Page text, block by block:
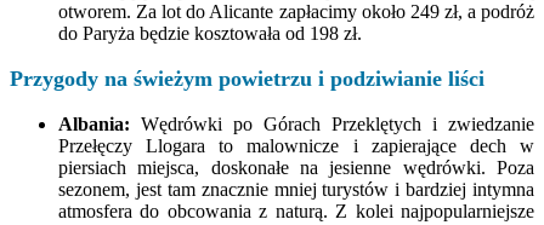
otworem. Za lot do Alicante zapłacimy około 249 zł, a podróż
do Paryża będzie kosztowała od 198 zł.
Przygody na świeżym powietrzu i podziwianie liści
Albania: Wędrówki po Górach Przeklętych i zwiedzanie
Przełęczy Llogara to malownicze i zapierające dech w
piersiach miejsca, doskonałe na jesienne wędrówki. Poza
sezonem, jest tam znacznie mniej turystów i bardziej intymna
atmosfera do obcowania z naturą. Z kolei najpopularniejsze